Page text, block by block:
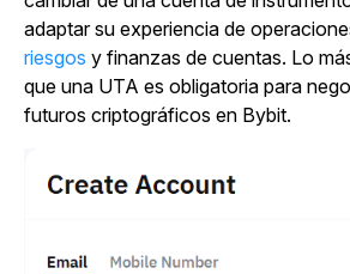
adaptar su experiencia de
riesgos y finanzas de cuentas. Lo
que una UTA es obligatoria para
futuros criptográficos en Bybit.